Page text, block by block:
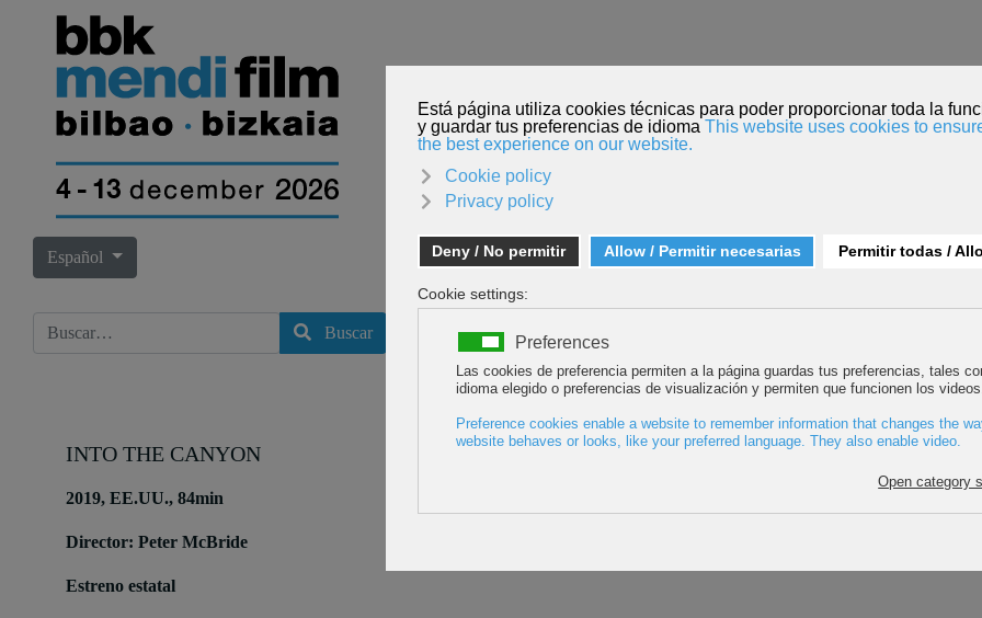
INICIO INSCRIPCIÓN PELÍCULAS MENDI TOUR KORDADA
Seleccione su idioma
Español
Buscar Buscar
INTO THE CANYON
2019, EE.UU., 84min
Director: Peter McBride
Estreno estatal